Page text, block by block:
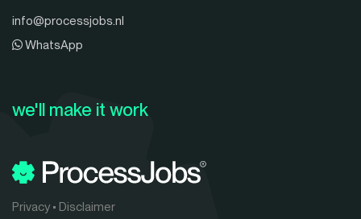
info@processjobs.nl
WhatsApp
Privacy• Disclaimer
we'll make it work